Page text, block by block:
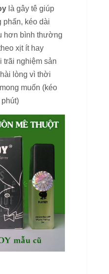
là gây tê giúp
phấn, kéo dài
hơn bình thường
xịt ít hay
nghiệm sản
lòng vì thời
muốn (kéo